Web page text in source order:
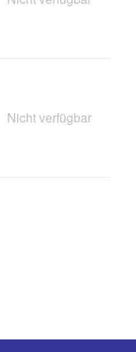
Nicht verfügbar